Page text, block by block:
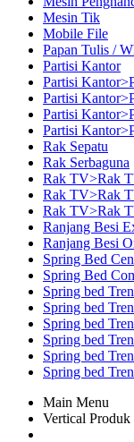
Mesin Tik
Mobile File
Papan Tulis /
Partisi Kantor
Partisi
Partisi
Partisi
Partisi
Rak Sepatu
Rak Serbaguna
Rak TV>Rak
Rak TV>Rak
Rak TV>Rak
Ranjang Besi
Ranjang Besi
Spring Bed
Spring Bed
Spring bed
Spring bed
Spring bed
Spring bed
Spring bed
Spring bed
Main Menu
Vertical Produk